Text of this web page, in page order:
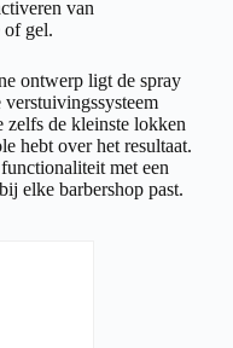
van
of gel.
ontwerp ligt de spray
de kleinste lokken
hebt over het resultaat.
met een
elke barbershop past.